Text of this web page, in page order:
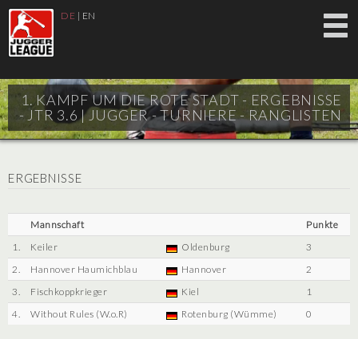
DE | EN
1. KAMPF UM DIE ROTE STADT - ERGEBNISSE
- JTR 3.6 |JUGGER - TURNIERE - RANGLISTEN
ERGEBNISSE
Mannschaft
Punkte
1.
Keiler Oldenburg
3
2.
Hannover Haumichblau Hannover
2
3.
Fischkoppkrieger Kiel
1
4.
Without Rules (W.o.R) Rotenburg (Wümme) 0